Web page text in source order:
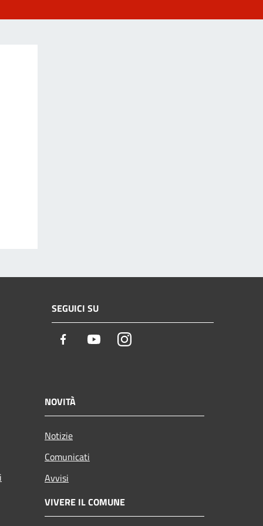
SEGUICI SU
Facebook YoutubeInstagram
NOVITÀ
Notizie
Comunicati
Avvisi
VIVERE IL COMUNE